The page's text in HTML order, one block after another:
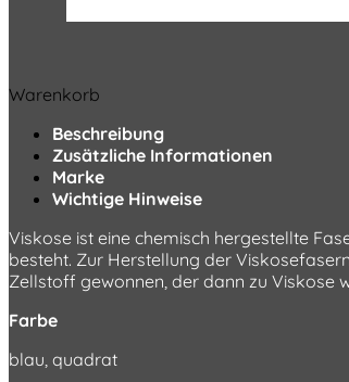
Warenkorb
Beschreibung
Zusätzliche Informationen
Marke
Wichtige Hinweise
Viskose ist eine chemisch hergestellte
besteht. Zur Herstellung der
Zellstoff gewonnen, der dann zu Viskose
Farbe
blau, quadrat